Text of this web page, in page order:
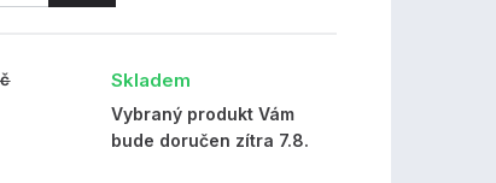
Skladem
Vybraný produkt Vám
bude doručen zítra 7.8.